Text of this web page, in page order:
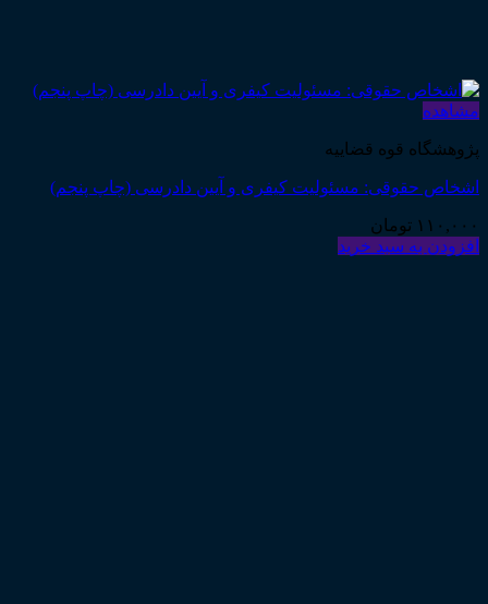
مشاهده
پژوهشگاه قوه قضاییه
اشخاص حقوقی: مسئولیت کیفری و آیین دادرسی (چاپ پنجم)
۱۱۰,۰۰۰ تومان
افزودن به سبد خرید